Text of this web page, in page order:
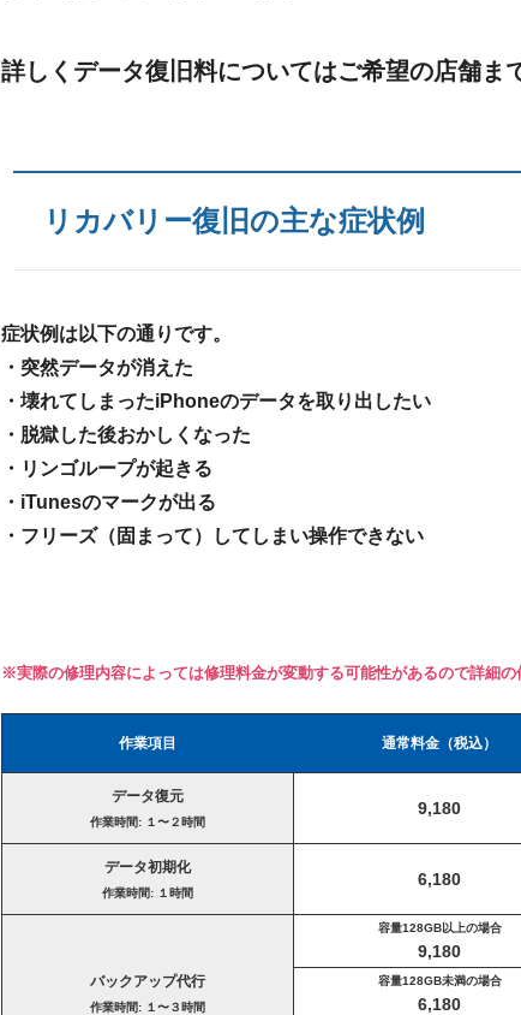
詳しくデータ復旧料についてはご希望の店舗ま
リカバリー復旧の主な症状例
症状例は以下の通りです。
・突然データが消えた
・壊れてしまったiPhoneのデータを取り出したい
・脱獄した後おかしくなった
・リンゴループが起きる
・iTunesのマークが出る
・フリーズ（固まって）してしまい操作できない
※実際の修理内容によっては修理料金が変動する可能性があるので詳細
作業項目 通常料金（税込）
データ復元
作業時間: １〜２時間
9,180
データ初期化
作業時間: １時間
6,180
バックアップ代行
作業時間: １〜３時間
容量128GB以上の場合
9,180
容量128GB未満の場合
6,180